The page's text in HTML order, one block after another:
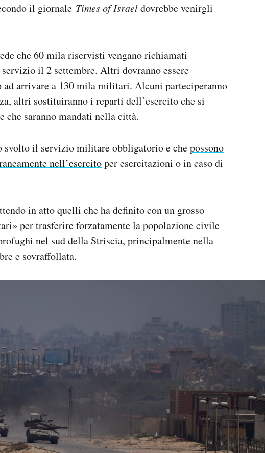
il giornale Times of Israeldovrebbe venirgli
che 60 mila riservisti vengano richiamati
il 2 settembre. Altri dovranno essere
arrivare a 130 mila militari. Alcuni parteciperanno
altri sostituiranno i reparti dell’esercito che si
che saranno mandati nella città.
svolto il servizio militare obbligatorio e chepossono
nell’esercitoper esercitazioni o in caso di
in atto quelli che ha definito con un grosso
per trasferire forzatamente la popolazione civile
nel sud della Striscia, principalmente nella
e sovraffollata.